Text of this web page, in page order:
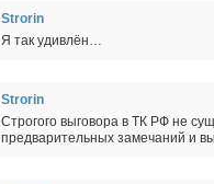
Strorin
Я так удивлён…
Strorin
Строгого выговора в ТК РФ не
предварительных замечаний и